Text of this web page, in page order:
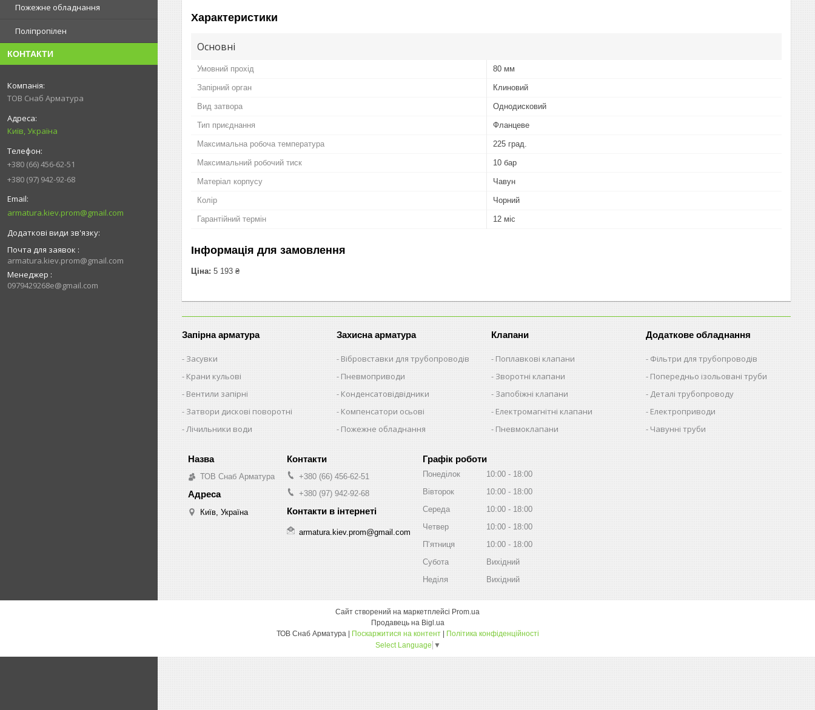
Пожежне обладнання
Поліпропілен
КОНТАКТИ
ТОВ Снаб Арматура
Київ, Україна
+380 (66) 456-62-51
+380 (97) 942-92-68
armatura.kiev.prom@gmail.com
Почта для заявок
armatura.kiev.prom@gmail.com
Менеджер
0979429268e@gmail.com
Характеристики
Основні
Умовний прохід 80 мм
Запірний орган Клиновий
Вид затвора Однодисковий
Тип приєднання Фланцеве
Максимальна робоча температура 225 град.
Максимальний робочий тиск 10 бар
Матеріал корпусу Чавун
Колір Чорний
Гарантійний термін 12 міс
Інформація для замовлення
Ціна: 5 193 ₴
Запірна арматура
Засувки
Крани кульові
Вентили запірні
Затвори дискові поворотні
Лічильники води
Захисна арматура
Вібровставки для трубопроводів
Пневмоприводи
Конденсатовідвідники
Компенсатори осьові
Пожежне обладнання
Клапани
Поплавкові клапани
Зворотні клапани
Запобіжні клапани
Електромагнітні клапани
Пневмоклапани
Додаткове обладнання
Фільтри для трубопроводів
Попередньо ізольовані труби
Деталі трубопроводу
Електроприводи
Чавунні труби
ТОВ Снаб Арматура
Київ, Україна
+380 (66) 456-62-51
+380 (97) 942-92-68
armatura.kiev.prom@gmail.com
Графік роботи
Понеділок 10:00
18:00
Вівторок
10:00
18:00
Середа
10:00
18:00
Четвер
10:00
18:00
Пʼятниця
10:00
18:00
Субота
Вихідний
Неділя
Вихідний
Сайт створений на маркетплейсі Prom.ua
Продавець на Bigl.ua
Поскаржитися на контент
Політика конфіденційності
Select Language ▼